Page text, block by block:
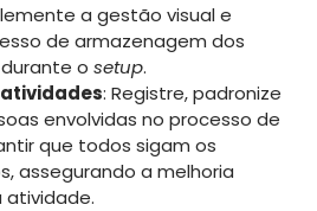
a gestão visual e
de armazenagem dos
o setup.
: Registre, padronize
envolvidas no processo de
que todos sigam os
assegurando a melhoria
atividade.